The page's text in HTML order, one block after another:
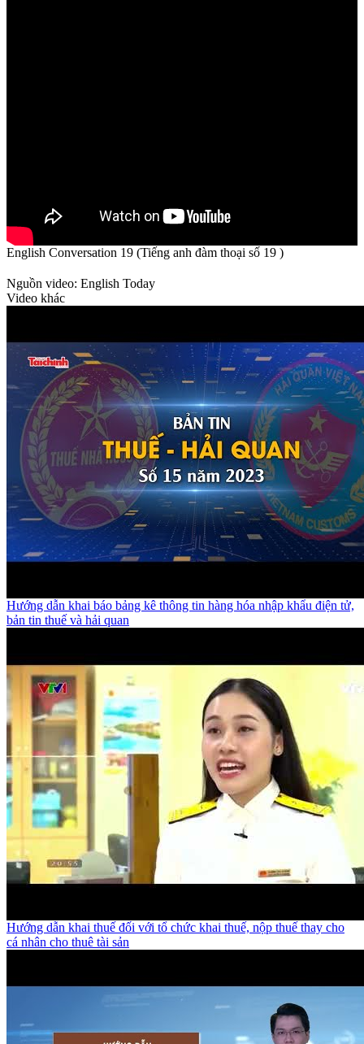
English Conversation 19 (Tiếng anh đàm thoại số 19 )
Nguồn video: English Today
Video khác
Hướng dẫn khai báo bảng kê thông tin hàng hóa nhập khẩu điện tử,
bản tin thuế và hải quan
Hướng dẫn khai thuế đối với tổ chức khai thuế, nộp thuế thay cho
cá nhân cho thuê tài sản